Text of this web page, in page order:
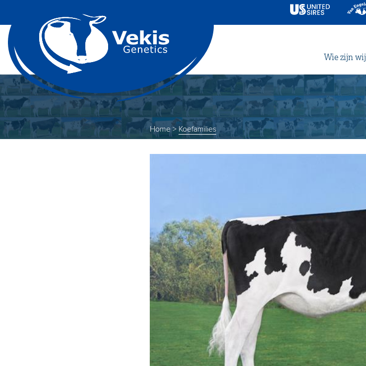
Wie zijn wij
Home> Koefamilies